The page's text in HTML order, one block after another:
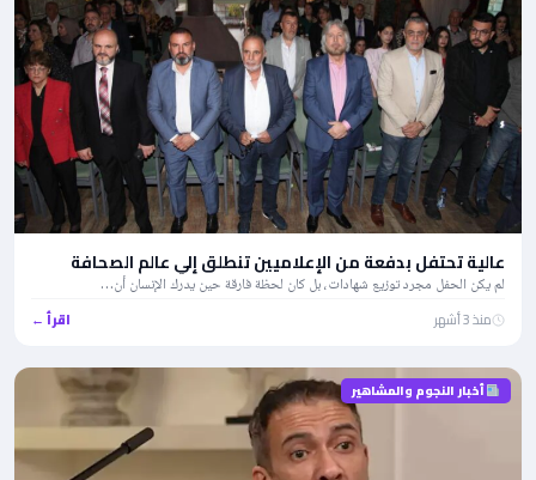
عالية تحتفل بدفعة من الإعلاميين تنطلق إلي عالم الصحافة
لم يكن الحفل مجرد توزيع شهادات، بل كان لحظة فارقة حين يدرك الإنسان أن…
منذ 3 أشهر اقرأ ←
أخبار النجوم والمشاهير